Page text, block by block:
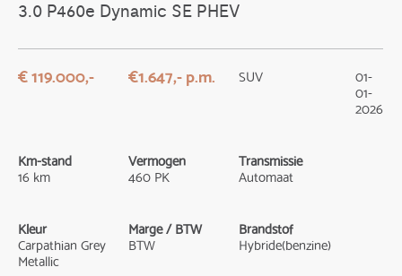
3.0 P460e Dynamic SE PHEV
€ 119.000,- €1.647,- p.m. SUV 01-
01-
2026
Km-stand
16 km
Vermogen
460 PK
Transmissie
Automaat
Kleur
Carpathian Grey
Metallic
Marge / BTW
BTW
Brandstof
Hybride(benzine)